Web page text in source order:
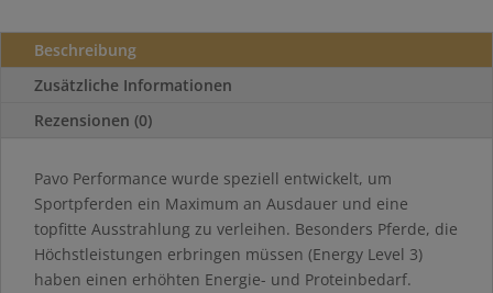
Beschreibung
Zusätzliche Informationen
Rezensionen (0)
Pavo Performance wurde speziell entwickelt, um
Sportpferden ein Maximum an Ausdauer und eine
topfitte Ausstrahlung zu verleihen. Besonders Pferde, die
Höchstleistungen erbringen müssen (Energy Level 3)
haben einen erhöhten Energie- und Proteinbedarf.